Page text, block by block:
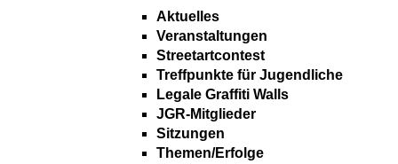
Aktuelles
Veranstaltungen
Streetartcontest
Treffpunkte für Jugendliche
Legale Graffiti Walls
JGR-Mitglieder
Sitzungen
Themen/Erfolge